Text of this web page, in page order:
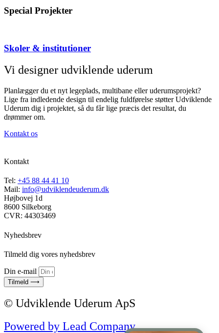
Special Projekter
Skoler & institutioner
Vi designer udviklende uderum
Planlægger du et nyt legeplads, multibane eller uderumsprojekt?
Lige fra indledende design til endelig fuldførelse støtter Udviklende
Uderum dig i projektet, så du får lige præcis det resultat, du
drømmer om.
Kontakt os
Kontakt
Tel: +45 88 44 41 10
Mail: info@udviklendeuderum.dk
Højbovej 1d
8600 Silkeborg
CVR: 44303469
Nyhedsbrev
Tilmeld dig vores nyhedsbrev
Din e-mail
Tilmeld ⟶
© Udviklende Uderum ApS
Powered by Lead Company